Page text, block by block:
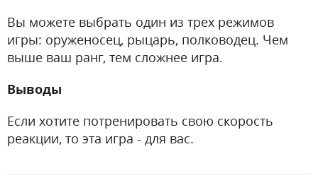
Вы можете выбрать один из трех режимов
игры: оруженосец, рыцарь, полководец. Чем
выше ваш ранг, тем сложнее игра.
Выводы
Если хотите потренировать свою скорость
реакции, то эта игра - для вас.